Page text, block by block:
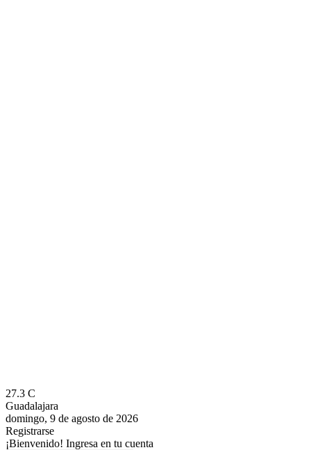
27.3 C
Guadalajara
domingo, 9 de agosto de 2026
Registrarse
¡Bienvenido! Ingresa en tu cuenta